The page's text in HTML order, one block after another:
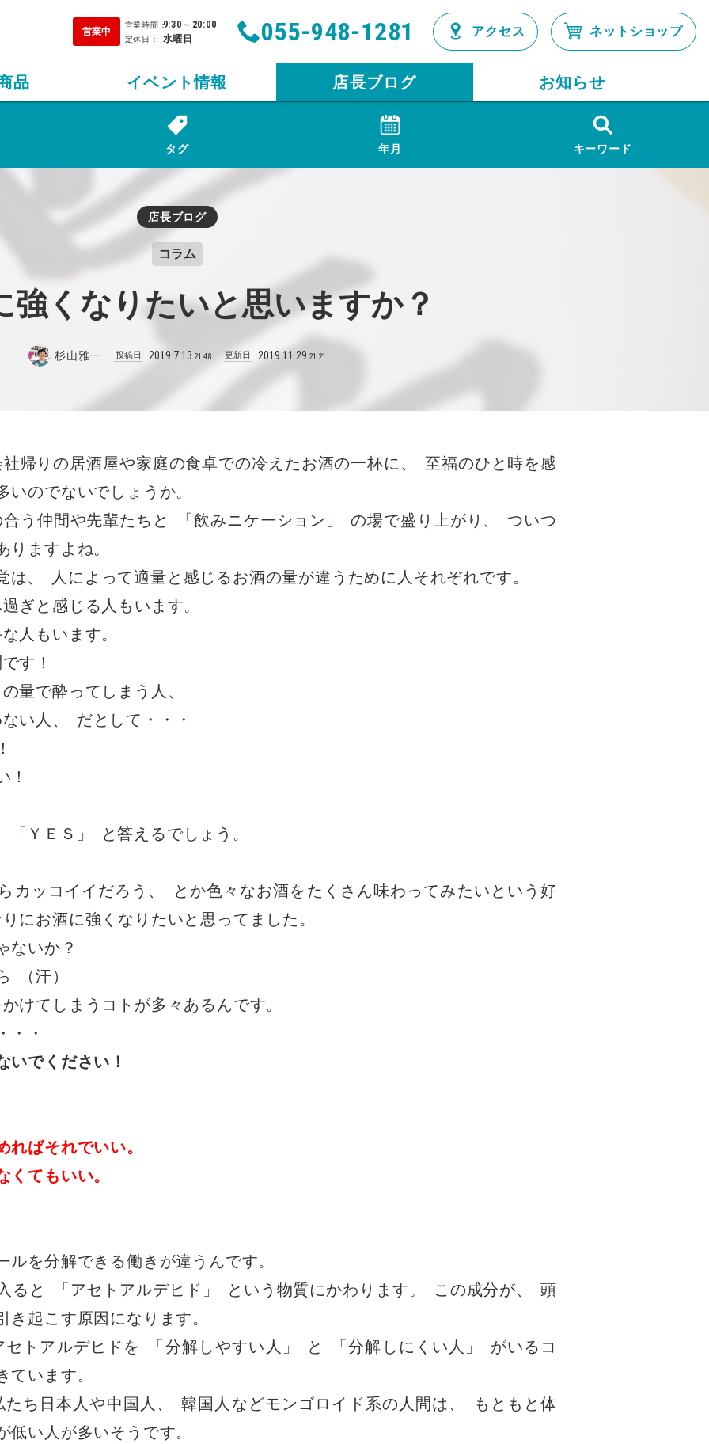
営業中
営業時間：9:30 ～ 20:00
定休日： 水曜日 055-948-1281 アクセス ネットショップ
品 イベント情報 店長ブログ お知らせ
タグ 年月 キーワード
店長ブログ
コラム
強くなりたいと思いますか？
杉山雅一 投稿日 2019 7.13 21:48 更新日 2019 .11 29 21:21
社帰りの居酒屋や家庭の食卓での冷えたお酒の一杯に 、
至福のひと時を感
いのでないでしょうか。
う仲間や先輩たちと 「 飲みニケーション 」 の場で盛り上がり 、
ついつ
りますよね。
は、 人によって適量と感じるお酒の量が違うために人それぞれです。
ぎと感じる人もいます。
人もいます。
す！
量で酔ってしまう人 、
い人 、
だとして・・・
！
「ＹＥＳ 」 と答えるでしょう 。
カッコイイだろう 、
とか色々なお酒をたくさん味わってみたいという好
にお酒に強くなりたいと思ってました 。
ないか？
（汗）
けてしまうコトが多々あるんです。
・・
いでください！
ればそれでいい。
くてもいい。
ルを分解できる働きが違うんです。
ると
「 アセトアルデヒド 」 という物質にかわります。 この成分が、
頭
き起こす原因になります。
セトアルデヒドを 「 分解しやすい人 」 と 「分解しにくい人 」
がいるコ
ています。
たち日本人や中国人 、 韓国人などモンゴロイド系の人間は 、
もともと体
低い人が多いそうです。